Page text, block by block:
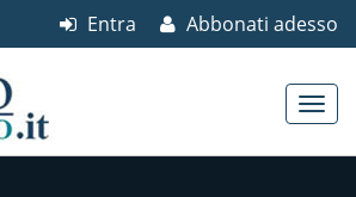
Abbonati adesso
Entra